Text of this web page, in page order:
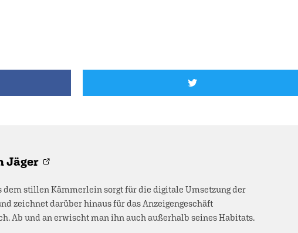
Jäger
dem stillen Kämmerlein sorgt für die digitale Umsetzung der
zeichnet darüber hinaus für das Anzeigengeschäft
Ab und an erwischt man ihn auch außerhalb seines Habitats.